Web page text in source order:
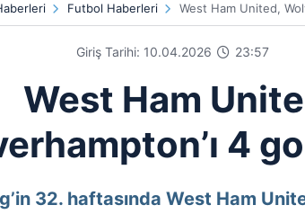
Futbol Haberleri West Ham United,
Giriş Tarihi: 10.04.2026 23:57
West Ham
4
32. haftasında West Ham